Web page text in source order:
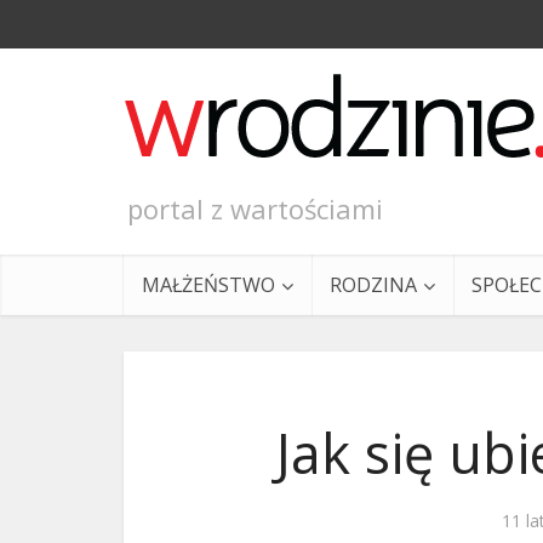
portal z wartościami
MAŁŻEŃSTWO RODZINA
Jak się
11